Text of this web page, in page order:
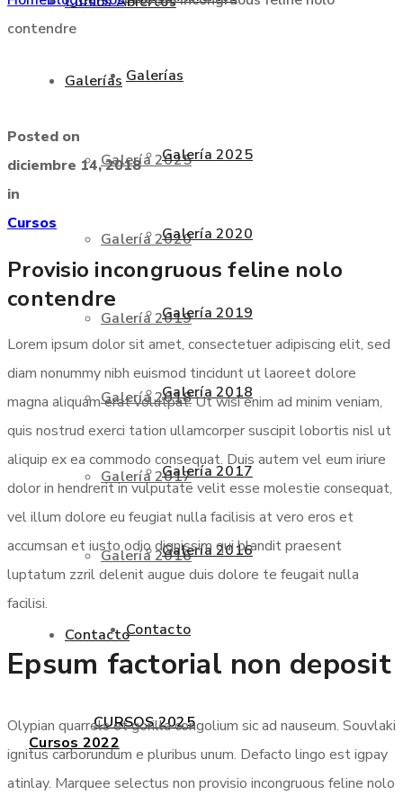
Galerías
Galería 2025
Galería 2020
Galería 2019
Galería 2018
Galería 2017
Galería 2016
Contacto
Cursos 2022
Galerías
Galería 2025
Galería 2020
Galería 2019
Galería 2018
Galería 2017
Galería 2016
Contacto
CURSOS 2025
contendre
Posted on
diciembre 14, 2018
in
Cursos
Provisio incongruous feline nolo
contendre
Lorem ipsum dolor sit amet, consectetuer adipiscing elit, sed
diam nonummy nibh euismod tincidunt ut laoreet dolore
magna aliquam erat volutpat. Ut wisi enim ad minim veniam,
quis nostrud exerci tation ullamcorper suscipit lobortis nisl ut
aliquip ex ea commodo consequat. Duis autem vel eum iriure
dolor in hendrerit in vulputate velit esse molestie consequat,
vel illum dolore eu feugiat nulla facilisis at vero eros et
accumsan et iusto odio dignissim qui blandit praesent
luptatum zzril delenit augue duis dolore te feugait nulla
facilisi.
Epsum factorial non deposit
Olypian quarrels et gorilla congolium sic ad nauseum. Souvlaki
ignitus carborundum e pluribus unum. Defacto lingo est igpay
atinlay. Marquee selectus non provisio incongruous feline nolo